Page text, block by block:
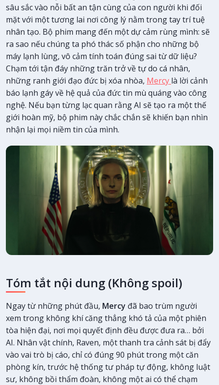
sâu sắc vào nỗi bất an tận cùng của con người khi đối
mặt với một tương lai nơi công lý nằm trong tay trí tuệ
nhân tạo. Bộ phim mang đến một dự cảm rùng mình: sẽ
ra sao nếu chúng ta phó thác số phận cho những bộ
máy lạnh lùng, vô cảm tính toán đúng sai từ dữ liệu?
Chạm tới tận đáy những trăn trở về tự do cá nhân,
những ranh giới đạo đức bị xóa nhòa, Mercy là lời cảnh
báo lạnh gáy về hệ quả của đức tin mù quáng vào công
nghệ. Nếu bạn từng lạc quan rằng AI sẽ tạo ra một thế
giới hoàn mỹ, bộ phim này chắc chắn sẽ khiến bạn nhìn
nhận lại mọi niềm tin của mình.
Tóm tắt nội dung (Không spoil)
Ngay từ những phút đầu, Mercy đã bao trùm người
xem trong không khí căng thẳng khó tả của một phiên
tòa hiện đại, nơi mọi quyết định đều được đưa ra… bởi
AI. Nhân vật chính, Raven, một thanh tra cảnh sát bị đẩy
vào vai trò bị cáo, chỉ có đúng 90 phút trong một căn
phòng kín, trước hệ thống tư pháp tự động, không luật
sư, không bồi thẩm đoàn, không một ai có thể chạm